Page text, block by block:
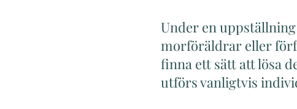
Under en
morföräldrar eller
finna ett sätt att lösa
utförs vanligtvis